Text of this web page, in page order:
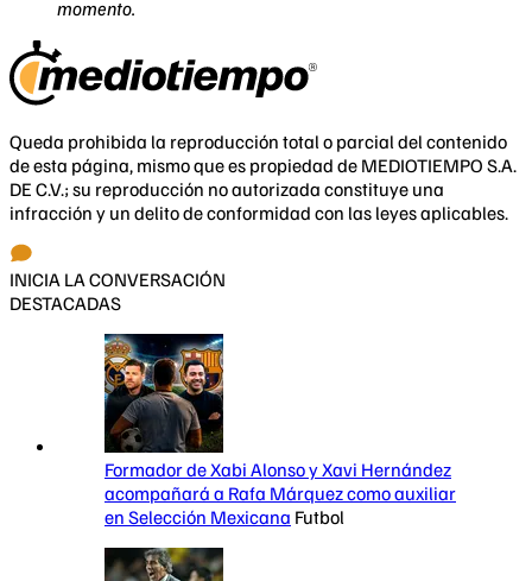
momento.
Queda prohibida la reproducción total o parcial del contenido
de esta página, mismo que es propiedad de MEDIOTIEMPO S.A.
DE C.V.; su reproducción no autorizada constituye una
infracción y un delito de conformidad con las leyes aplicables.
INICIA LA CONVERSACIÓN
DESTACADAS
Formador de Xabi Alonso y Xavi Hernández
acompañará a Rafa Márquez como auxiliar
en Selección Mexicana Futbol